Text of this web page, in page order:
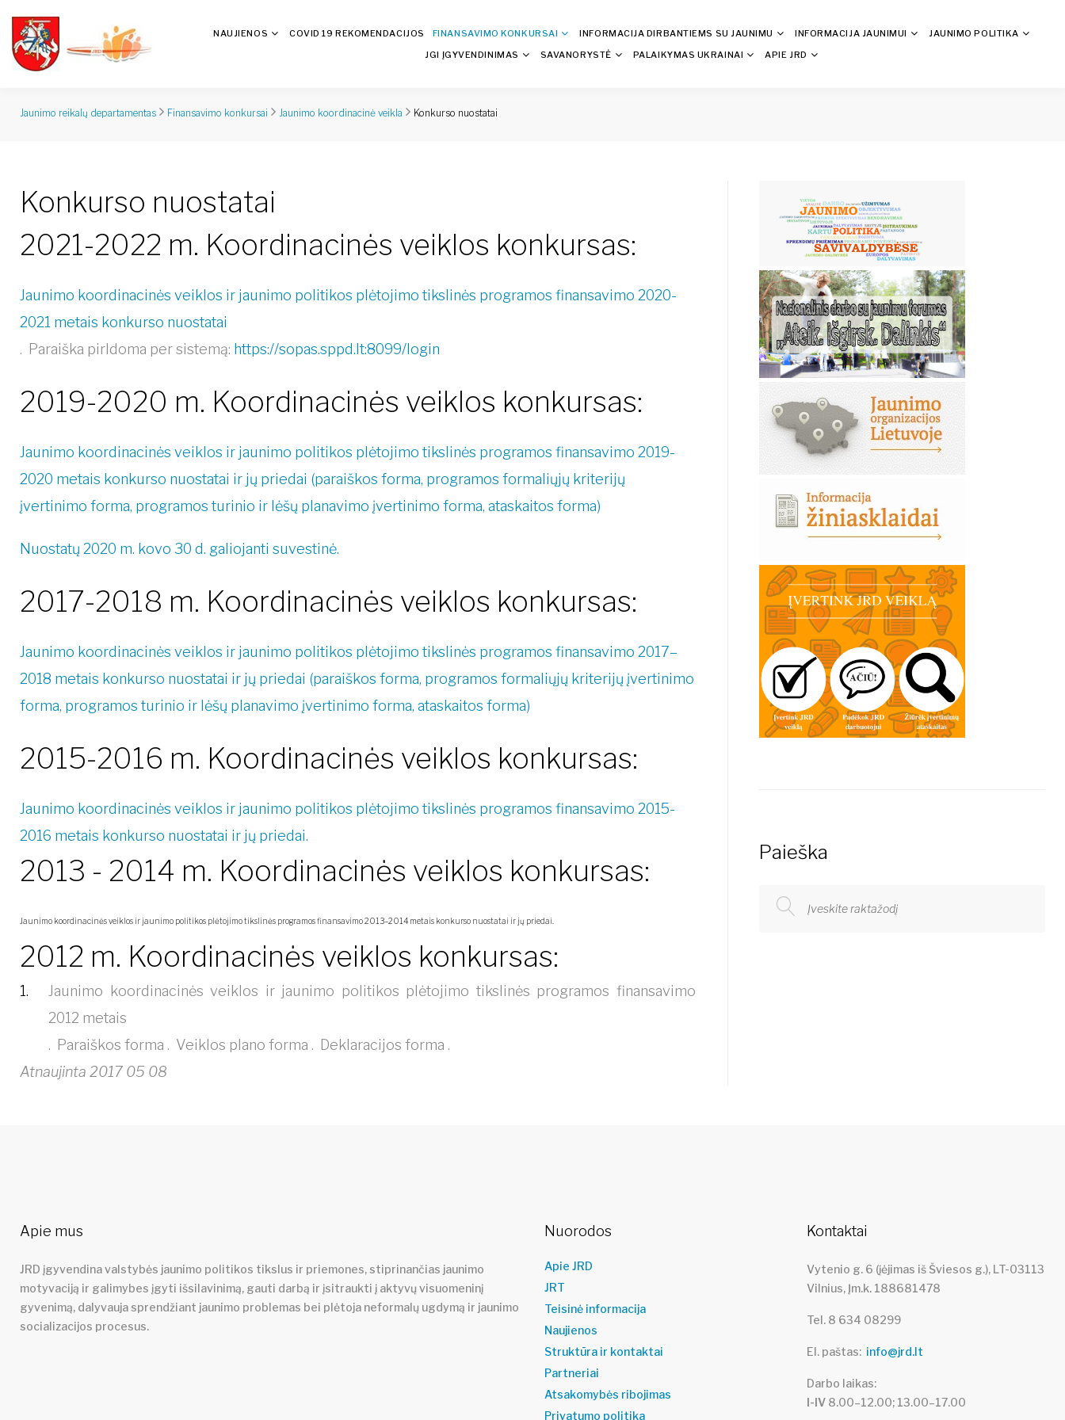
NAUJIENOS COVID 19 REKOMENDACIJOS FINANSAVIMO KONKURSAI INFORMACIJA DIRBANTIEMS SU JAUNIMU INFORMACIJA JAUNIMUI
JAUNIMO POLITIKA
JGI ĮGYVENDINIMAS
SAVANORYSTĖ PALAIKYMAS UKRAINAI APIE JRD
Jaunimo reikalų departamentas Finansavimo konkursai Jaunimo koordinacinė veikla Konkurso nuostatai
Konkurso nuostatai
2021-2022 m. Koordinacinės veiklos konkursas:
Jaunimo koordinacinės veiklos ir jaunimo politikos plėtojimo tikslinės programos finansavimo 2020-
2021 metais konkurso nuostatai
. Paraiška pirldoma per sistemą: https://sopas.sppd.lt:8099/login
2019-2020 m. Koordinacinės veiklos konkursas:
Jaunimo koordinacinės veiklos ir jaunimo politikos plėtojimo tikslinės programos finansavimo 2019-
2020 metais konkurso nuostatai ir jų priedai (paraiškos forma, programos formaliųjų kriterijų
įvertinimo forma, programos turinio ir lėšų planavimo įvertinimo forma, ataskaitos forma)
Nuostatų 2020 m. kovo 30 d. galiojanti suvestinė.
2017-2018 m. Koordinacinės veiklos konkursas:
Jaunimo koordinacinės veiklos ir jaunimo politikos plėtojimo tikslinės programos finansavimo 2017–
2018 metais konkurso nuostatai ir jų priedai (paraiškos forma, programos formaliųjų kriterijų įvertinimo
forma, programos turinio ir lėšų planavimo įvertinimo forma, ataskaitos forma)
2015-2016 m. Koordinacinės veiklos konkursas:
Jaunimo koordinacinės veiklos ir jaunimo politikos plėtojimo tikslinės programos finansavimo 2015-
2016 metais konkurso nuostatai ir jų priedai.
2013 - 2014 m. Koordinacinės veiklos konkursas:
Jaunimo koordinacinės veiklos ir jaunimo politikos plėtojimo tikslinės programos finansavimo 2013–2014 metais konkurso nuostatai ir jų priedai.
2012 m. Koordinacinės veiklos konkursas:
Jaunimo koordinacinės veiklos ir jaunimo politikos plėtojimo tikslinės programos finansavimo
2012 metais
. Paraiškos forma . Veiklos plano forma . Deklaracijos forma .
Atnaujinta 2017 05 08
Paieška
Apie mus
JRD įgyvendina valstybės jaunimo politikos tikslus ir priemones, stiprinančias jaunimo
motyvaciją ir galimybes įgyti išsilavinimą, gauti darbą ir įsitraukti į aktyvų visuomeninį
gyvenimą, dalyvauja sprendžiant jaunimo problemas bei plėtoja neformalų ugdymą ir jaunimo
socializacijos procesus.
Nuorodos
Apie JRD
JRT
Teisinė informacija
Naujienos
Struktūra ir kontaktai
Partneriai
Atsakomybės ribojimas
Privatumo politika
Kontaktai
Vytenio g. 6 (įėjimas iš Šviesos g.), LT-03113
Vilnius, Įm.k. 188681478
Tel. 8 634 08299
El. paštas info@jrd.lt
Darbo laikas
I-IV 8.00–12.00; 13.00–17.00